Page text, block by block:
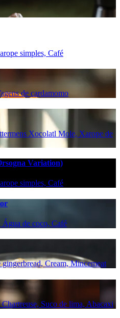
simples, Café
de cardamomo
Xocolatl Mole, Xarope de
Variation)
simples, Café
de coco, Café
Cream, Mincemeat
Suco de lima, Abacaxi